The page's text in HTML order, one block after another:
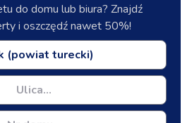
do domu lub biura? Znajdź
i oszczędź nawet 50%!